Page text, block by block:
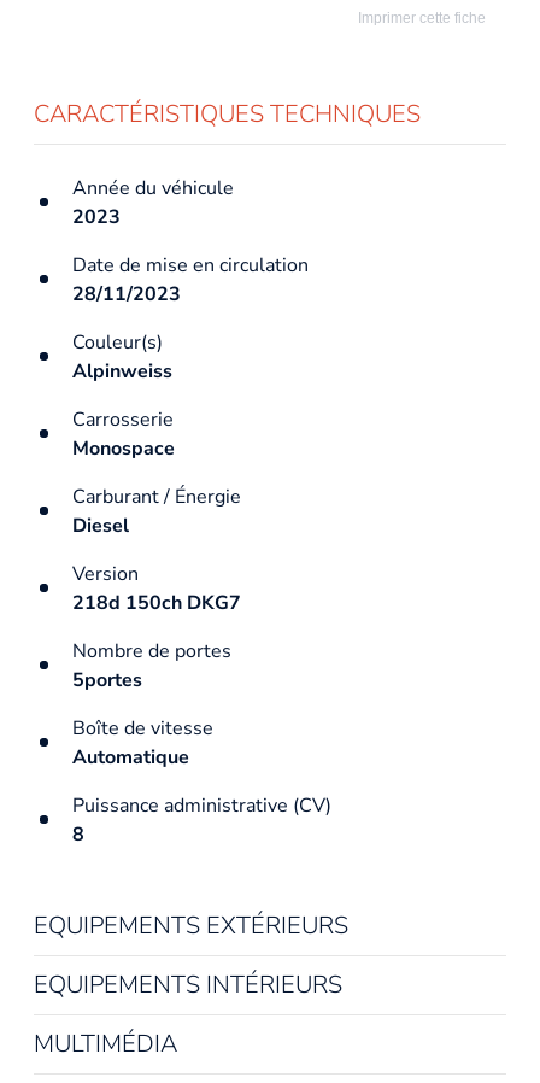
Imprimer cette fiche
CARACTÉRISTIQUES TECHNIQUES
Année du véhicule
2023
Date de mise en circulation
28/11/2023
Couleur(s)
Alpinweiss
Carrosserie
Monospace
Carburant / Énergie
Diesel
Version
218d 150ch DKG7
Nombre de portes
5portes
Boîte de vitesse
Automatique
Puissance administrative (CV)
8
EQUIPEMENTS EXTÉRIEURS
EQUIPEMENTS INTÉRIEURS
MULTIMÉDIA